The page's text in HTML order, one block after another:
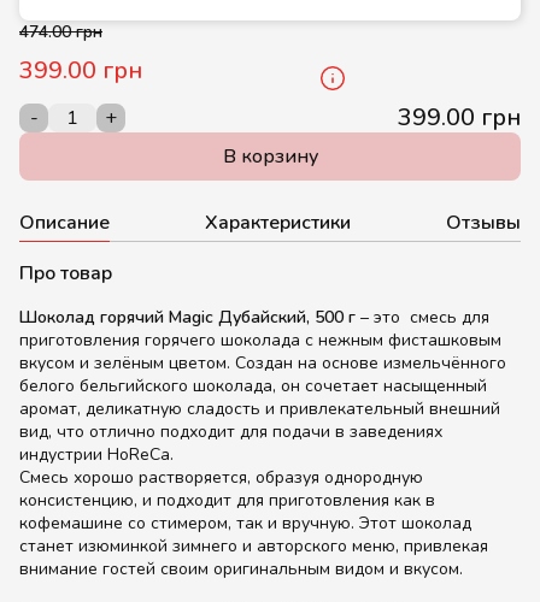
474.00 грн
399.00 грн
- + 399.00 грн
В корзину
Описание Характеристики
Отзывы
Про товар
Шоколад горячий Magic Дубайский, 500 г – это смесь для
приготовления горячего шоколада с нежным фисташковым
вкусом и зелёным цветом. Создан на основе измельчённого
белого бельгийского шоколада, он сочетает насыщенный
аромат, деликатную сладость и привлекательный внешний
вид, что отлично подходит для подачи в заведениях
индустрии HoReCa.
Смесь хорошо растворяется, образуя однородную
консистенцию, и подходит для приготовления как в
кофемашине со стимером, так и вручную. Этот шоколад
станет изюминкой зимнего и авторского меню, привлекая
внимание гостей своим оригинальным видом и вкусом.